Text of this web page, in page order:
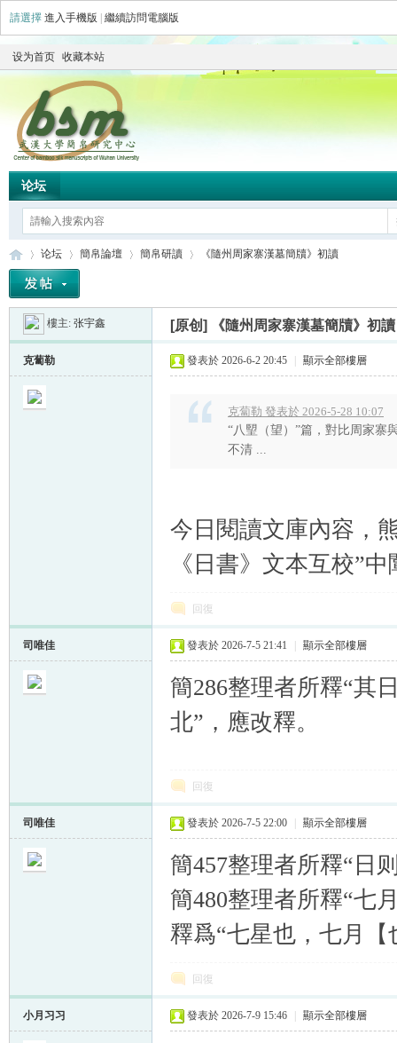
請選擇 進入手機版 繼續訪問電腦版
设为首页 收藏本站
论坛
»
论坛
›
簡帛論壇 簡帛研讀
›
《隨州周家寨漢墓簡牘》初讀
樓主: 张宇鑫 [原创] 《隨州周家寨漢墓簡牘》初讀
克蔔勒 發表於 2026-6-2 20:45 顯示全部樓層
克蔔勒 發表於 2026-5-28 10:07
“八朢（望）”篇，對比周家寨
不清 ...
今日閱讀文庫內容，
《日書》文本互校”
回復
司唯佳 發表於 2026-7-5 21:41 顯示全部樓層
簡286整理者所釋“其
北”，應改釋。
回復
司唯佳 發表於 2026-7-5 22:00 顯示全部樓層
簡457整理者所釋“日
簡480整理者所釋“七
釋爲“七星也，七月
回復
小月习习 發表於 2026-7-9 15:46 顯示全部樓層